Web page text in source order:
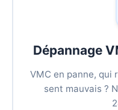
Dépannage
VMC en panne, qui
sent mauvais ?